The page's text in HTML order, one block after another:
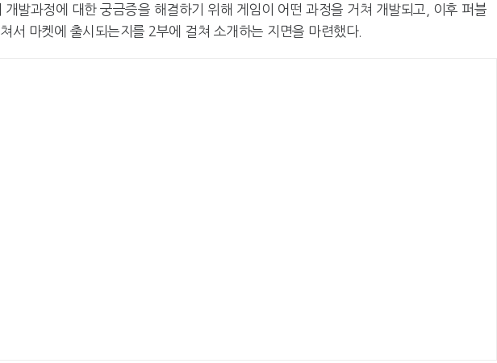
발과정에 대한 궁금증을 해결하기 위해 게임이 어떤 과정을 거쳐 개발되고, 이후 퍼블
서 마켓에 출시되는지를 2부에 걸쳐 소개하는 지면을 마련했다.